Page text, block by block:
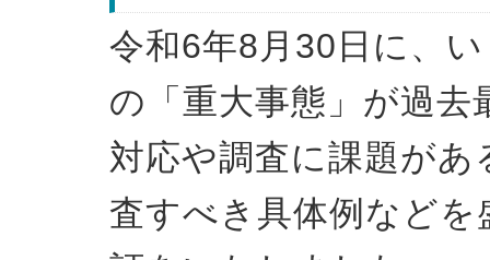
令和6年8月30日に、
の「重大事態」が過去
対応や調査に課題が
査すべき具体例など